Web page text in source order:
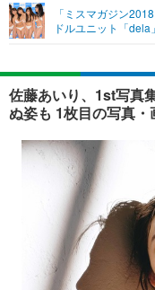
ショッピング
エンタメTOP
音楽
ショッピング
ライフ
ライフTOP
ペット
その他
リリース一覧
プッシュ通知の停止方
「ミスマガジン
ドルユニット「dela
佐藤あいり、1st写真
ぬ姿も 1枚目の写真・